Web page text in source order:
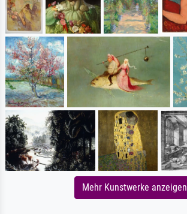
Mehr Kunstwerke anzeigen